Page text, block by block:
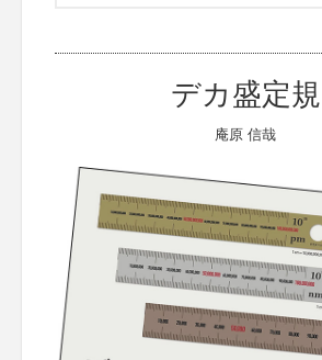
デカ盛定規
庵原 信哉